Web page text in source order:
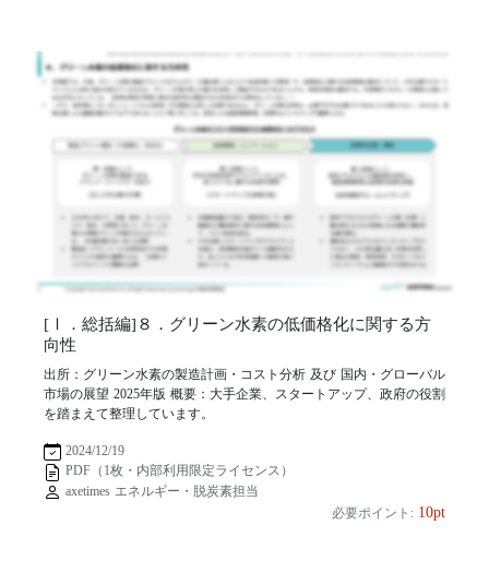
[Ⅰ．総括編]８．グリーン水素の低価格化に関する方
向性
出所：グリーン水素の製造計画・コスト分析 及び 国内・グローバル
市場の展望 2025年版 概要：大手企業、スタートアップ、政府の役割
を踏まえて整理しています。
2024/12/19
PDF（1枚・内部利用限定ライセンス）
axetimes エネルギー・脱炭素担当
必要ポイント: 10pt